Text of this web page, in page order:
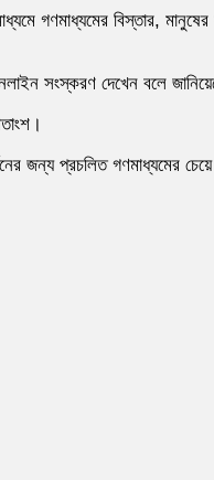
গণমাধ্যমের বিস্তার,
সংস্করণ দেখেন বলে
জন্য প্রচলিত গণমাধ্যমের